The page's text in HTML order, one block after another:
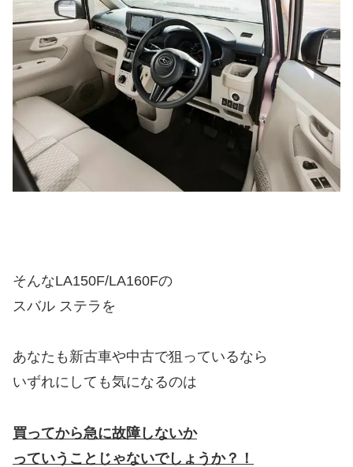
そんなLA150F/LA160Fの
スバル ステラを
あなたも新古車や中古で狙っているなら
いずれにしても気になるのは
買ってから急に故障しないか
っていうことじゃないでしょうか？！